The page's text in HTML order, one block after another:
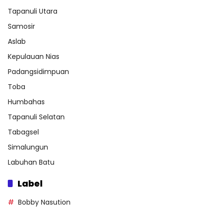
Tapanuli Utara
Samosir
Aslab
Kepulauan Nias
Padangsidimpuan
Toba
Humbahas
Tapanuli Selatan
Tabagsel
Simalungun
Labuhan Batu
Label
Bobby Nasution